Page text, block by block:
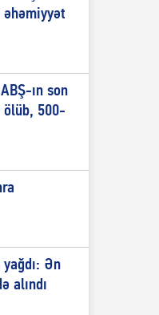
əhəmiyyət
ın son
ölüb, 500-
Ən
alındı